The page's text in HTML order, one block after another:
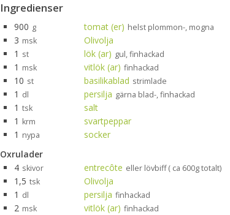
Ingredienser
900 g tomat (er) helst plommon-, mogna
3 msk
Olivolja
1 st lök (ar) gul, finhackad
1 msk vitlök (ar) finhackad
10 st basilikablad strimlade
1 dl persilja gärna blad-, finhackad
1 tsk
salt
1 krm
svartpeppar
1 nypa
socker
Oxrulader
4 skivor entrecôte eller lövbiff ( ca 600g totalt)
1,5 tsk
Olivolja
1 dl persilja finhackad
2 msk vitlök (ar) finhackad